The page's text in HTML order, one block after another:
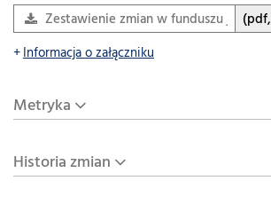
Zestawienie zmian w funduszu
Informacja o załączniku
Metryka
Historia zmian